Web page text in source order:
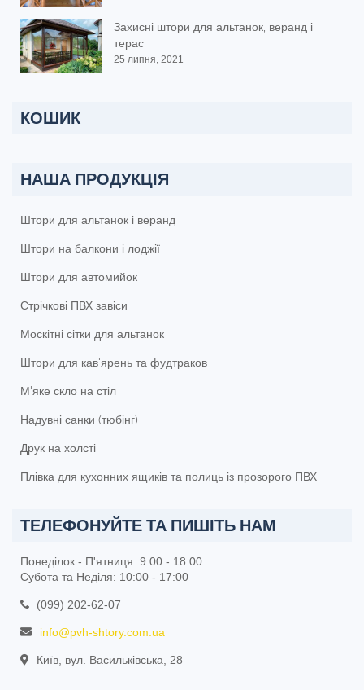
Захисні штори для альтанок, веранд і
терас
25 липня, 2021
КОШИК
НАША ПРОДУКЦІЯ
Штори для альтанок і веранд
Штори на балкони і лоджії
Штори для автомийок
Стрічкові ПВХ завіси
Москітні сітки для альтанок
Штори для кав'ярень та фудтраков
М'яке скло на стіл
Надувні санки (тюбінг)
Друк на холсті
Плівка для кухонних ящиків та полиць із прозорого ПВХ
ТЕЛЕФОНУЙТЕ ТА ПИШІТЬ НАМ
Понеділок - П'ятниця: 9:00 - 18:00
Субота та Неділя: 10:00 - 17:00
(099) 202-62-07
info@pvh-shtory.com.ua
Київ, вул. Васильківська, 28